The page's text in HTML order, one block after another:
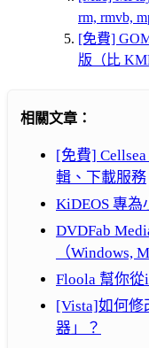
rm, rmvb,
[免費]
版（比
相關文章：
[免費]
輯、下載服務
KiDEOS 專
DVDFab
（Windows,
Floola 幫你從
[Vista]如何修
器」？